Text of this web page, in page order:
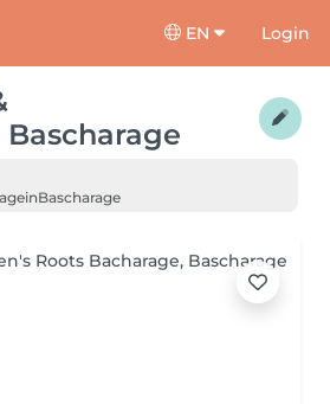
EN Login
Bascharage
inBascharage